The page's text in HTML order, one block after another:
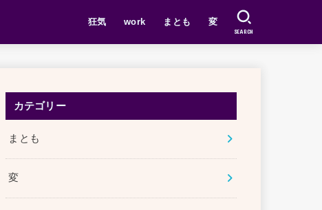
狂気 work まとも 変
SEARCH
カテゴリー
まとも
変